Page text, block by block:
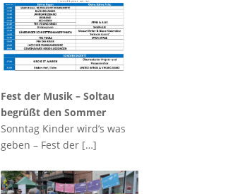
Fest der Musik – Soltau
begrüßt den Sommer
Sonntag Kinder wird’s was
geben – Fest der […]